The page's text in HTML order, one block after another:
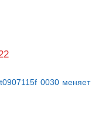
0030 меняет